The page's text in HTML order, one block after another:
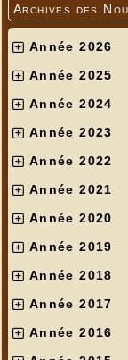
Archives des
Année 2026
Année 2025
Année 2024
Année 2023
Année 2022
Année 2021
Année 2020
Année 2019
Année 2018
Année 2017
Année 2016